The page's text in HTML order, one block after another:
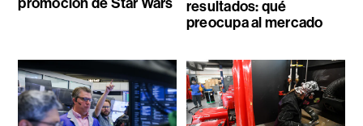
resultados: qué
preocupa al mercado